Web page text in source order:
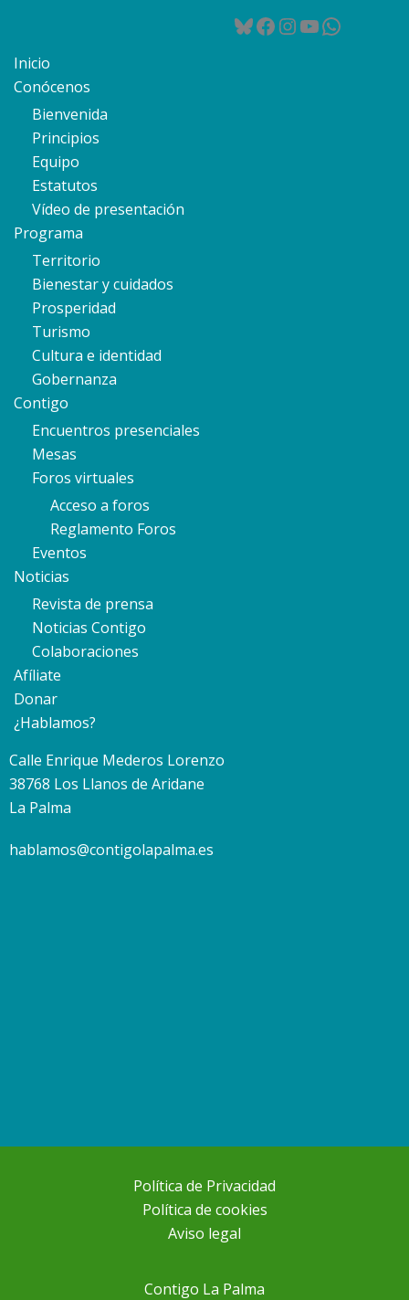
Bluesky
Facebook
Instagram
YouTube
Inicio
Conócenos
Bienvenida
Principios
Equipo
Estatutos
Vídeo de presentación
Programa
Territorio
Bienestar y cuidados
Prosperidad
Turismo
Cultura e identidad
Gobernanza
Contigo
Encuentros presenciales
Mesas
Foros virtuales
Acceso a foros
Reglamento Foros
Eventos
Noticias
Revista de prensa
Noticias Contigo
Colaboraciones
Afíliate
Donar
¿Hablamos?
Calle Enrique Mederos Lorenzo
38768 Los Llanos de Aridane
La Palma
hablamos@contigolapalma.es
Política de Privacidad
Política de cookies
Aviso legal
Contigo La Palma